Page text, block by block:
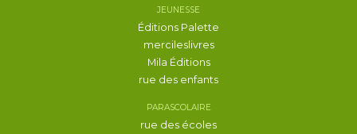
JEUNESSE
Éditions Palette
mercileslivres
Mila Éditions
rue des enfants
PARASCOLAIRE
rue des écoles